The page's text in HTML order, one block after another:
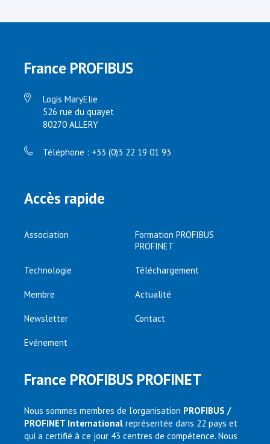
France PROFIBUS
Logis MaryElie
526 rue du quayet
80270 ALLERY
Téléphone : +33 (0)3 22 19 01 93
Accès rapide
Association
Formation PROFIBUS
PROFINET
Technologie Téléchargement
Membre Actualité
Newsletter Contact
Evénement
France PROFIBUS PROFINET
Nous sommes membres de l’organisation PROFIBUS /
PROFINET International représentée dans 22 pays et
qui a certifié à ce jour 43 centres de compétence. Nous